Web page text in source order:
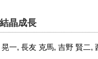
晶成長
一, 長友 克馬, 吉野 賢二,